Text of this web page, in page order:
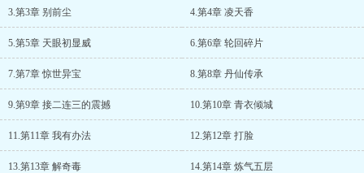
3.第3章 别前尘 4.第4章 凌天香
5.第5章 天眼初显威 6.第6章 轮回碎片
7.第7章 惊世异宝 8.第8章 丹仙传承
9.第9章 接二连三的震撼 10.第10章 青衣倾城
11.第11章 我有办法 12.第12章 打脸
13.第13章 解奇毒 14.第14章 炼气五层